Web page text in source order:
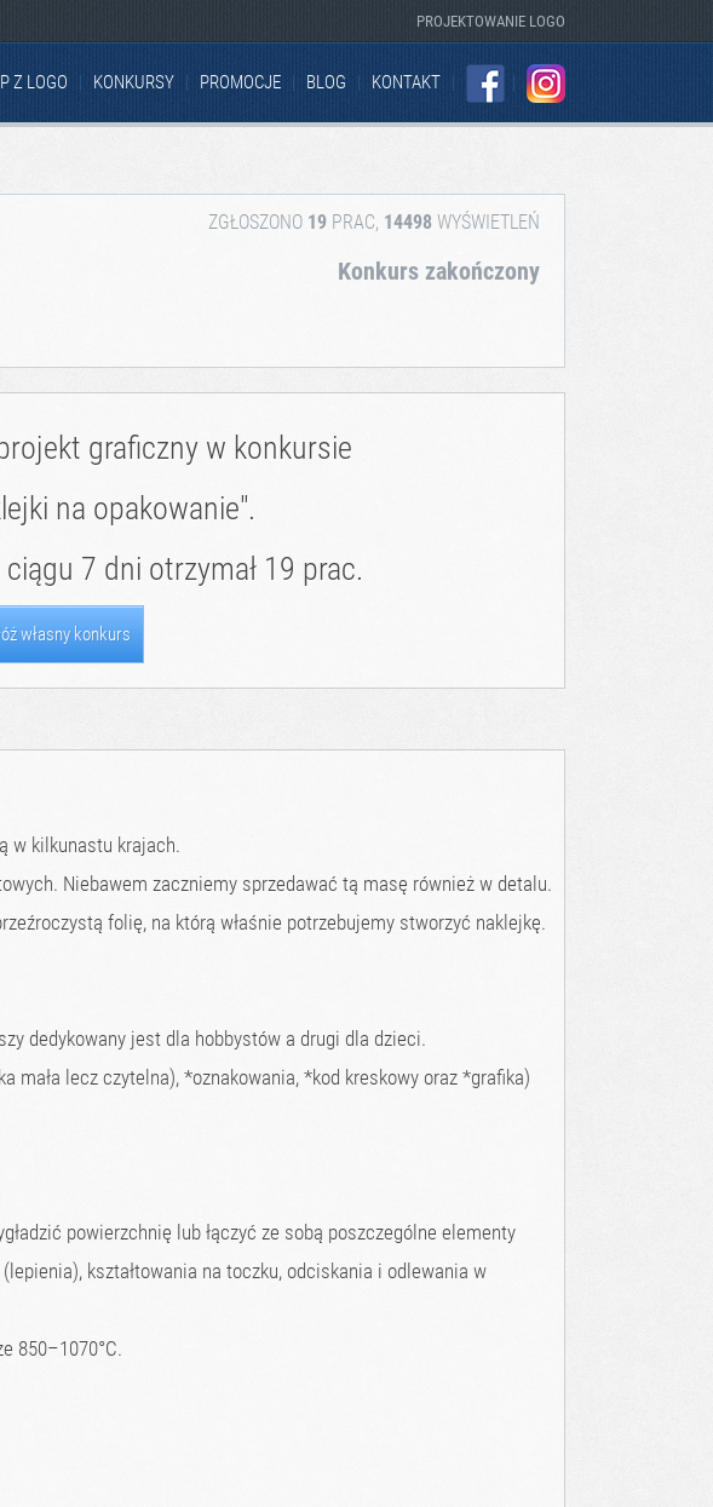
PROJEKTOWANIE LOGO
Z LOGO KONKURSY PROMOCJE BLOG
KONTAKT
INSTAGRAM
ZGŁOSZONO 19 PRAC, 14498 WYŚWIETLEŃ
Konkurs zakończony
graficzny w konkursie
na opakowanie".
7 dni otrzymał 19 prac.
własny konkurs
w kilkunastu krajach.
Niebawem zaczniemy sprzedawać tą masę również w detalu.
folię, na którą właśnie potrzebujemy stworzyć naklejkę.
dedykowany jest dla hobbystów a drugi dla dzieci.
lecz czytelna), *oznakowania, *kod kreskowy oraz *grafika)
powierzchnię lub łączyć ze sobą poszczególne elementy
kształtowania na toczku, odciskania i odlewania w
850–1070°C.